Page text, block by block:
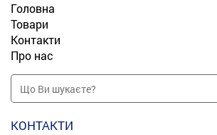
Головна
Товари
Контакти
Про нас
КОНТАКТИ